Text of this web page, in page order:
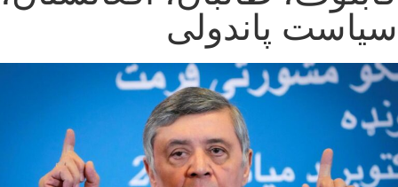
سیاست پاندولی